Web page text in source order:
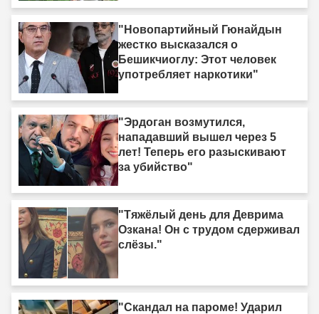
"Новопартийный Гюнайдын
жестко высказался о
Бешикчиоглу: Этот человек
употребляет наркотики"
"Эрдоган возмутился,
нападавший вышел через 5
лет! Теперь его разыскивают
за убийство"
"Тяжёлый день для Деврима
Озкана! Он с трудом сдерживал
слёзы."
"Скандал на пароме! Ударил